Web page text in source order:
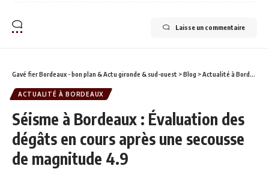
Laisse un commentaire
Gavé fier Bordeaux - bon plan & Actu gironde & sud-ouest >Blog >Actualité à Bordeaux
ACTUALITÉ À BORDEAUX
Séisme à Bordeaux : Évaluation des
dégâts en cours après une secousse
de magnitude 4.9